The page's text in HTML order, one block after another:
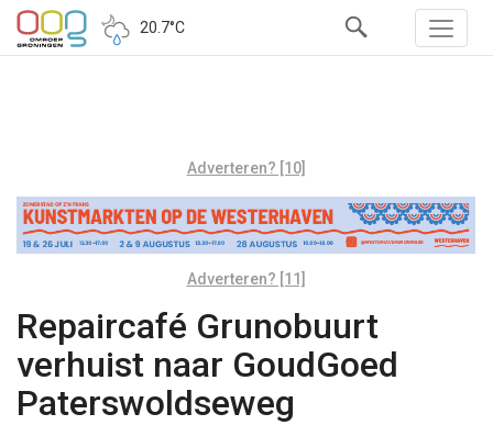
20.7°C
Adverteren? [10]
Adverteren? [11]
Repaircafé Grunobuurt
verhuist naar GoudGoed
Paterswoldseweg